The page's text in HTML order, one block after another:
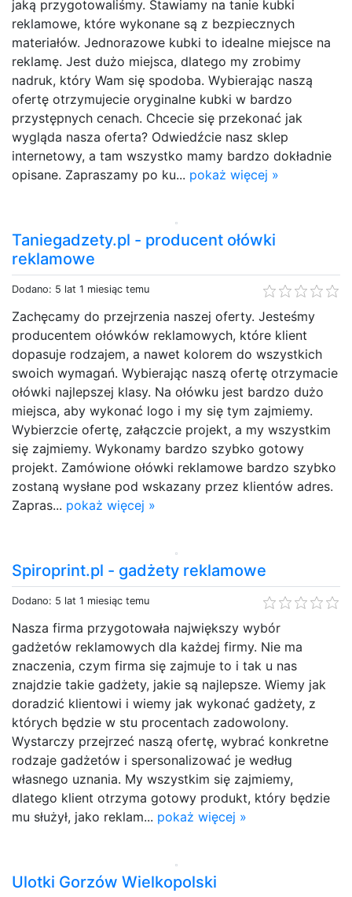
jaką przygotowaliśmy. Stawiamy na tanie kubki
reklamowe, które wykonane są z bezpiecznych
materiałów. Jednorazowe kubki to idealne miejsce na
reklamę. Jest dużo miejsca, dlatego my zrobimy
nadruk, który Wam się spodoba. Wybierając naszą
ofertę otrzymujecie oryginalne kubki w bardzo
przystępnych cenach. Chcecie się przekonać jak
wygląda nasza oferta? Odwiedźcie nasz sklep
internetowy, a tam wszystko mamy bardzo dokładnie
opisane. Zapraszamy po ku... pokaż więcej »
Taniegadzety.pl - producent ołówki
reklamowe
Dodano: 5 lat 1 miesiąc temu
Zachęcamy do przejrzenia naszej oferty. Jesteśmy
producentem ołówków reklamowych, które klient
dopasuje rodzajem, a nawet kolorem do wszystkich
swoich wymagań. Wybierając naszą ofertę otrzymacie
ołówki najlepszej klasy. Na ołówku jest bardzo dużo
miejsca, aby wykonać logo i my się tym zajmiemy.
Wybierzcie ofertę, załączcie projekt, a my wszystkim
się zajmiemy. Wykonamy bardzo szybko gotowy
projekt. Zamówione ołówki reklamowe bardzo szybko
zostaną wysłane pod wskazany przez klientów adres.
Zapras... pokaż więcej »
Spiroprint.pl - gadżety reklamowe
Dodano: 5 lat 1 miesiąc temu
Nasza firma przygotowała największy wybór
gadżetów reklamowych dla każdej firmy. Nie ma
znaczenia, czym firma się zajmuje to i tak u nas
znajdzie takie gadżety, jakie są najlepsze. Wiemy jak
doradzić klientowi i wiemy jak wykonać gadżety, z
których będzie w stu procentach zadowolony.
Wystarczy przejrzeć naszą ofertę, wybrać konkretne
rodzaje gadżetów i spersonalizować je według
własnego uznania. My wszystkim się zajmiemy,
dlatego klient otrzyma gotowy produkt, który będzie
mu służył, jako reklam... pokaż więcej »
Ulotki Gorzów Wielkopolski